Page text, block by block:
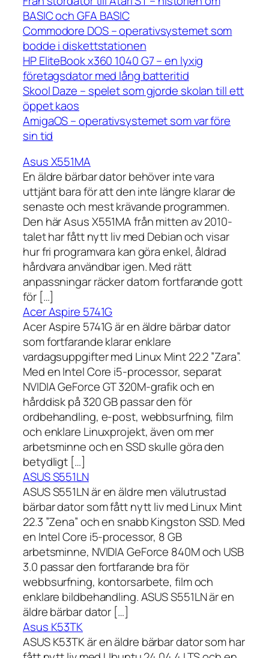
BASIC och GFA BASIC
Commodore DOS – operativsystemet som
bodde i diskettstationen
HP EliteBook x360 1040 G7 – en lyxig
företagsdator med lång batteritid
Skool Daze – spelet som gjorde skolan till ett
öppet kaos
AmigaOS – operativsystemet som var före
sin tid
Asus X551MA
En äldre bärbar dator behöver inte vara
uttjänt bara för att den inte längre klarar de
senaste och mest krävande programmen.
Den här Asus X551MA från mitten av 2010-
talet har fått nytt liv med Debian och visar
hur fri programvara kan göra enkel, åldrad
hårdvara användbar igen. Med rätt
anpassningar räcker datorn fortfarande gott
för […]
Acer Aspire 5741G
Acer Aspire 5741G är en äldre bärbar dator
som fortfarande klarar enklare
vardagsuppgifter med Linux Mint 22.2 ”Zara”.
Med en Intel Core i5-processor, separat
NVIDIA GeForce GT 320M-grafik och en
hårddisk på 320 GB passar den för
ordbehandling, e-post, webbsurfning, film
och enklare Linuxprojekt, även om mer
arbetsminne och en SSD skulle göra den
betydligt […]
ASUS S551LN
ASUS S551LN är en äldre men välutrustad
bärbar dator som fått nytt liv med Linux Mint
22.3 ”Zena” och en snabb Kingston SSD. Med
en Intel Core i5-processor, 8 GB
arbetsminne, NVIDIA GeForce 840M och USB
3.0 passar den fortfarande bra för
webbsurfning, kontorsarbete, film och
enklare bildbehandling. ASUS S551LN är en
äldre bärbar dator […]
Asus K53TK
ASUS K53TK är en äldre bärbar dator som har